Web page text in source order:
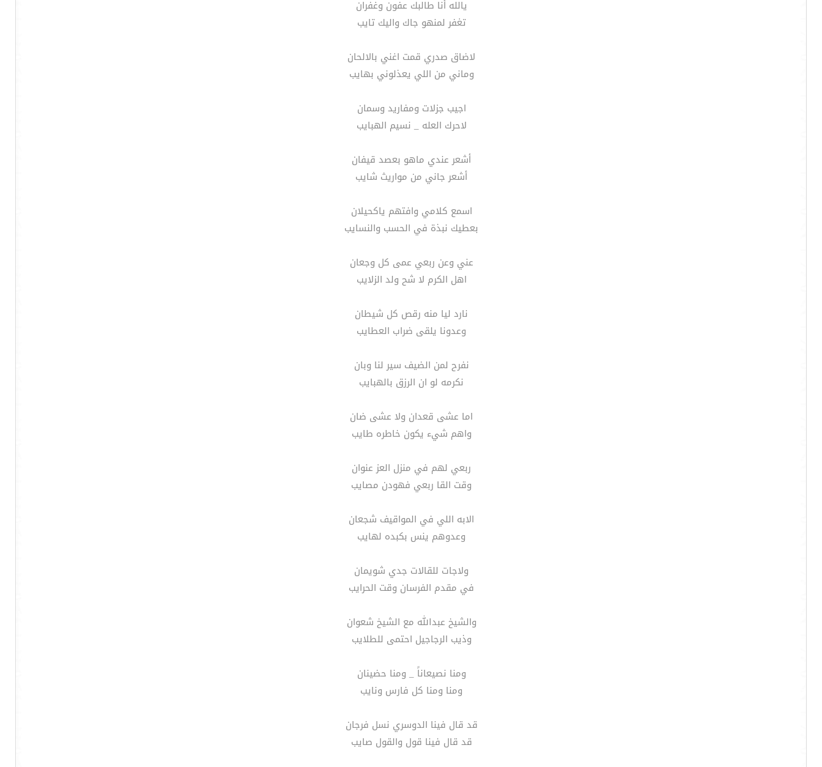
يالله أنا طالبك عفون وغفران
تغفر لمنهو جاك واليك تايب
لاضاق صدري قمت اغني بالالحان
وماني من اللي يعذلوني بهايب
اجيب جزلات ومفاريد وسمان
لاحرك العله _ نسيم الهبايب
أشعر عندي ماهو بعصد قيفان
أشعر جاني من مواريث شايب
اسمع كلامي وافتهم ياكحيلان
بعطيك نبذة في الحسب والنسايب
عني وعن ربعي عمى كل وجعان
اهل الكرم لا شح ولد الزلايب
نارد ليا منه رقص كل شيطان
وعدونا يلقى ضراب العطايب
نفرح لمن الضيف سير لنا وبان
نكرمه لو ان الرزق بالهبايب
اما عشى قعدان ولا عشى ضان
واهم شيء يكون خاطره طايب
ربعي لهم في منزل العز عنوان
وقت القا ربعي فهودن مصايب
الابه اللي في المواقيف شجعان
وعدوهم ينس بكبده لهايب
ولاجات للقالات جدي شويمان
في مقدم الفرسان وقت الحرايب
والشيخ عبدالله مع الشيخ شعوان
وذيب الرجاجيل احتمى للطلايب
ومنا نصيعاناً _ ومنا حضينان
ومنا ومنا كل فارس ونايب
قد قال فينا الدوسري نسل فرجان
قد قال فينا قول والقول صايب